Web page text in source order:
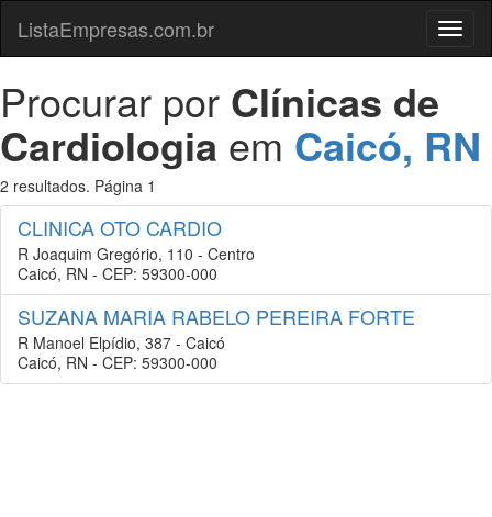
Menu
ListaEmpresas.com.br
Procurar por Clínicas de
Cardiologia em Caicó, RN
2 resultados. Página 1
CLINICA OTO CARDIO
R Joaquim Gregório, 110 - Centro
Caicó, RN - CEP: 59300-000
SUZANA MARIA RABELO PEREIRA FORTE
R Manoel Elpídio, 387 - Caicó
Caicó, RN - CEP: 59300-000